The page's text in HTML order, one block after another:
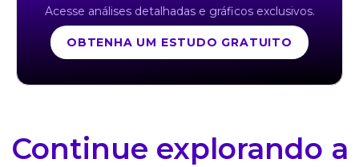
Acesse análises detalhadas e gráficos exclusivos.
OBTENHA UM ESTUDO GRATUITO
Continue explorando a